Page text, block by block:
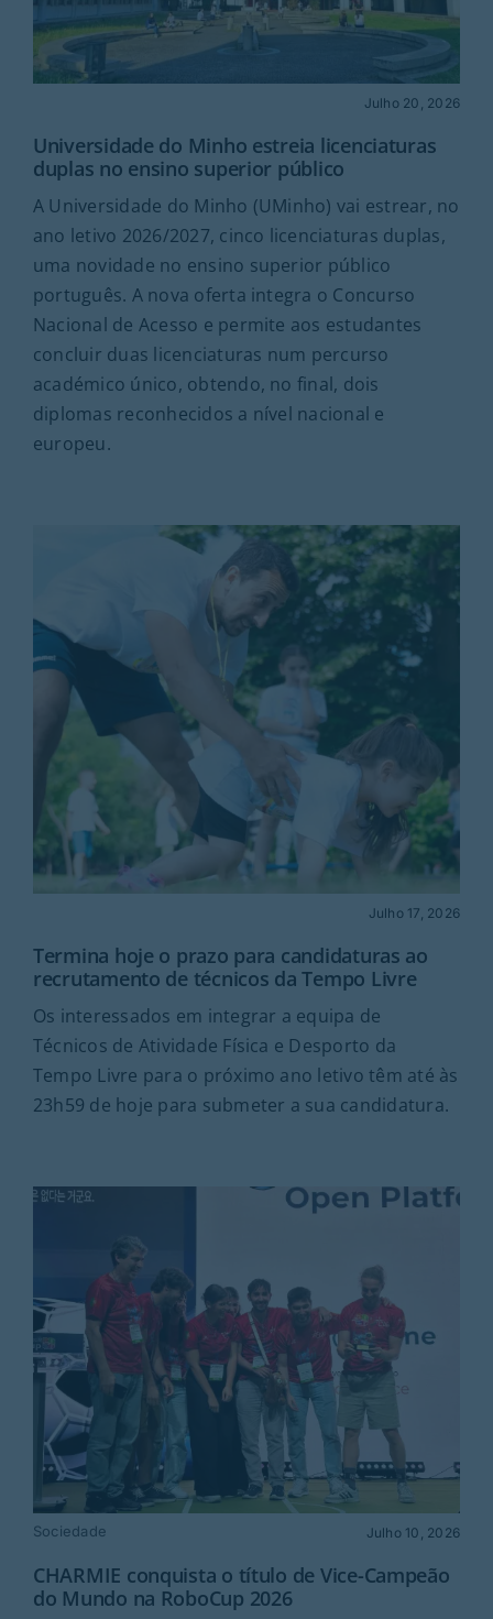
Julho 20, 2026
Universidade do Minho estreia licenciaturas
duplas no ensino superior público
A Universidade do Minho (UMinho) vai estrear, no
ano letivo 2026/2027, cinco licenciaturas duplas,
uma novidade no ensino superior público
português. A nova oferta integra o Concurso
Nacional de Acesso e permite aos estudantes
concluir duas licenciaturas num percurso
académico único, obtendo, no final, dois
diplomas reconhecidos a nível nacional e
europeu.
Julho 17, 2026
Termina hoje o prazo para candidaturas ao
recrutamento de técnicos da Tempo Livre
Os interessados em integrar a equipa de
Técnicos de Atividade Física e Desporto da
Tempo Livre para o próximo ano letivo têm até às
23h59 de hoje para submeter a sua candidatura.
Sociedade Julho 10, 2026
CHARMIE conquista o título de Vice-Campeão
do Mundo na RoboCup 2026